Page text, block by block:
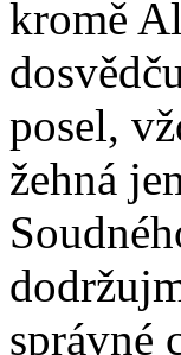
kromě
posel,
žehná
správné